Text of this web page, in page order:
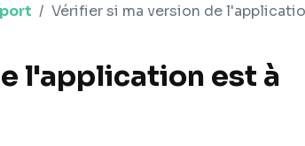
Vérifier si ma version de
l'application est à